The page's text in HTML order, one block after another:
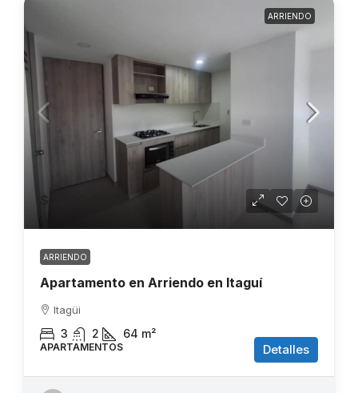
ARRIENDO
$3.200.000
ARRIENDO
Apartamento en Arriendo en Itaguí
Itagüi
3 2 64 m²
APARTAMENTOS Detalles